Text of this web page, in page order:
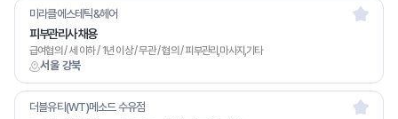
서울 강북
미라클에스테틱&헤어
피부관리사 채용
급여협의 / 세 이하 / 1년 이상 / 무관 / 협의 / 피부관리,마사지,기타
더블유티(WT)메소드 수유점